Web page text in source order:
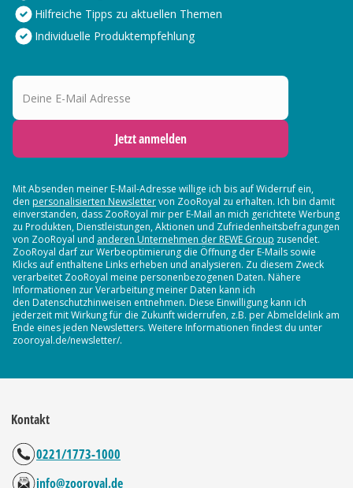
Hilfreiche Tipps zu aktuellen Themen
Individuelle Produktempfehlung
Deine E-Mail Adresse
Jetzt anmelden
Mit Absenden meiner E-Mail-Adresse willige ich bis auf Widerruf ein,
den personalisierten Newslettervon ZooRoyal zu erhalten. Ich bin damit
einverstanden, dass ZooRoyal mir per E-Mail an mich gerichtete Werbung
zu Produkten, Dienstleistungen, Aktionen und Zufriedenheitsbefragungen
von ZooRoyal und anderen Unternehmen der REWE Group zusendet.
ZooRoyal darf zur Werbeoptimierung die Öffnung der E-Mails sowie
Klicks auf enthaltene Links erheben und analysieren. Zu diesem Zweck
verarbeitet ZooRoyal meine personenbezogenen Daten. Nähere
Informationen zur Verarbeitung meiner Daten kann ich
den Datenschutzhinweisen entnehmen. Diese Einwilligung kann ich
jederzeit mit Wirkung für die Zukunft widerrufen, z.B. per Abmeldelink am
Ende eines jeden Newsletters. Weitere Informationen findest du unter
zooroyal.de/newsletter/.
Kontakt
0221/1773-1000
info@zooroyal.de